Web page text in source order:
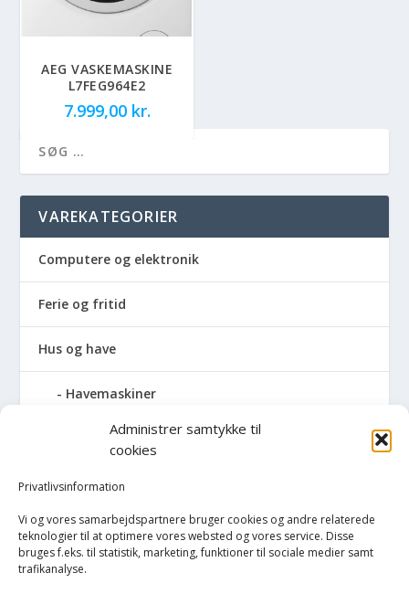
Administrer samtykke til
cookies
Privatlivsinformation
Vi og vores samarbejdspartnere bruger cookies og andre relaterede
teknologier til at optimere vores websted og vores service. Disse
bruges f.eks. til statistik, marketing, funktioner til sociale medier samt
trafikanalyse.
AEG VASKEMASKINE
L7FEG964E2
7.999,00 kr.
VAREKATEGORIER
Computere og elektronik
Ferie og fritid
Hus og have
Havemaskiner
Hvidevarer
Køkken
Opvarmning
Rengøring